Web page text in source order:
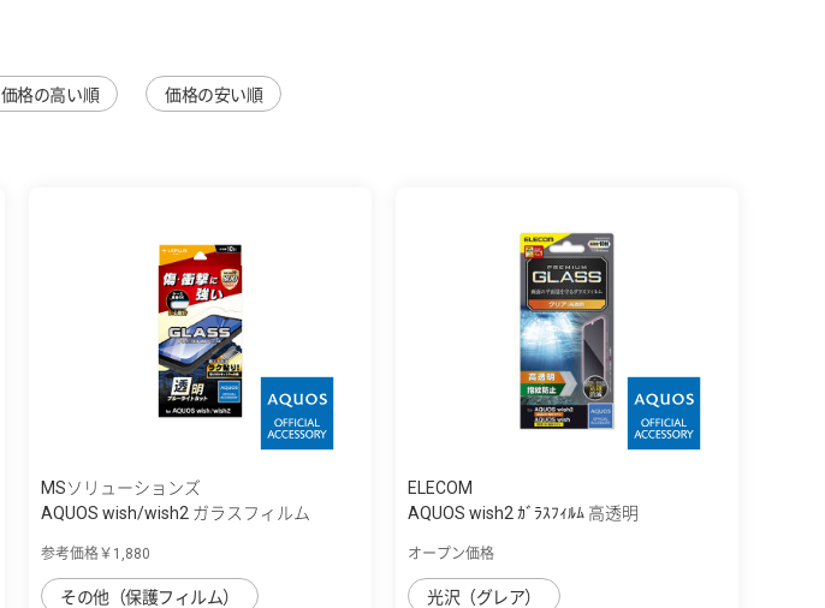
価格の高い順 価格の安い順
MSソリューションズ
AQUOS wish/wish2 ガラスフィルム
参考価格￥1,880
その他（保護フィルム）
ELECOM
AQUOS wish2 ｶﾞﾗｽﾌｨﾙﾑ 高透明
オープン価格
光沢（グレア）